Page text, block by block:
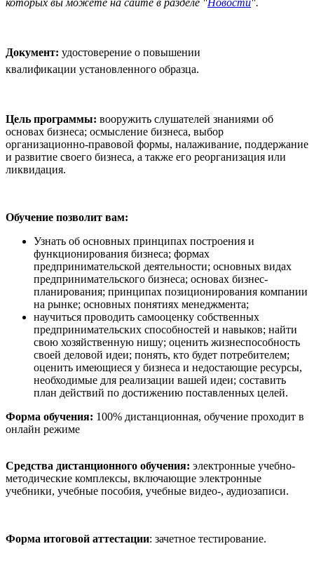
Документ: удостоверение о повышении
квалификации установленного образца.
Цель программы: вооружить слушателей знаниями об
основах бизнеса; осмысление бизнеса, выбор
организационно-правовой формы, налаживание, поддержание
и развитие своего бизнеса, а также его реорганизация или
ликвидация.
Обучение позволит вам:
Узнать об основных принципах построения и
функционирования бизнеса; формах
предпринимательской деятельности; основных видах
предпринимательского бизнеса; основах бизнес-
планирования; принципах позиционирования компании
на рынке; основных понятиях менеджмента;
научиться проводить самооценку собственных
предпринимательских способностей и навыков; найти
свою хозяйственную нишу; оценить жизнеспособность
своей деловой идеи; понять, кто будет потребителем;
оценить имеющиеся у бизнеса и недостающие ресурсы,
необходимые для реализации вашей идеи; составить
план действий по достижению поставленных целей.
Форма обучения: 100% дистанционная, обучение проходит в
онлайн режиме
Средства дистанционного обучения: электронные учебно-
методические комплексы, включающие электронные
учебники, учебные пособия, учебные видео-, аудиозаписи.
Форма итоговой аттестации: зачетное тестирование.